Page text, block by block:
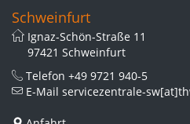
Schweinfurt
Ignaz-Schön-Straße 11
97421 Schweinfurt
Telefon +49 9721 940-5
E-Mail servicezentrale-